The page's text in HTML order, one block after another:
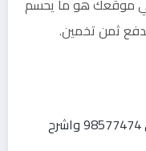
ثمن تخمين.
على 98577474 واشرح